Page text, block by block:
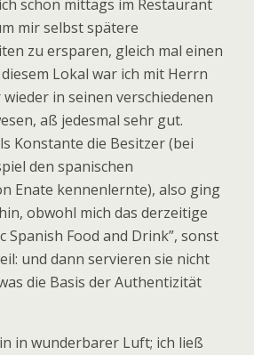
schon mittags im Restaurant
mir selbst spätere
zu ersparen, gleich mal einen
Lokal war ich mit Herrn
in seinen verschiedenen
aß jedesmal sehr gut.
Konstante die Besitzer (bei
den spanischen
Enate kennenlernte), also ging
obwohl mich das derzeitige
Spanish Food and Drink”, sonst
und dann servieren sie nicht
die Basis der Authentizität
in wunderbarer Luft; ich ließ